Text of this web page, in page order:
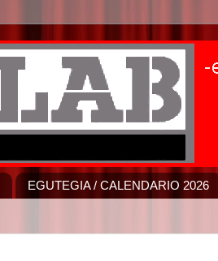
EGUTEGIA / CALENDARIO 2026